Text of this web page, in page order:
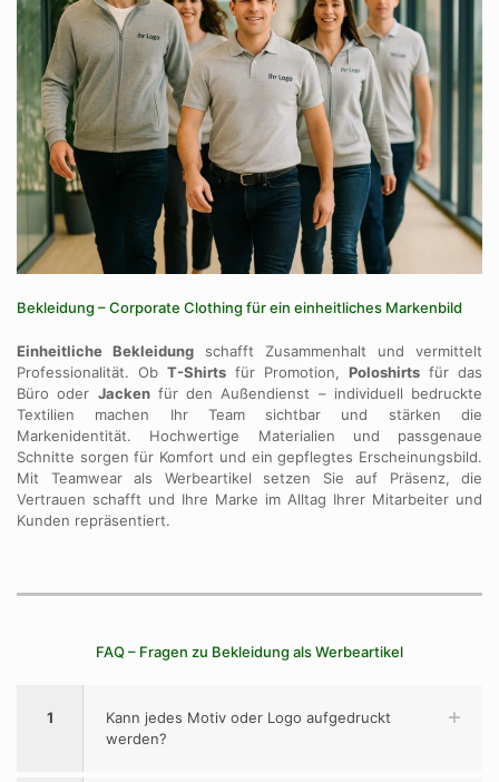
Bekleidung – Corporate Clothing für ein einheitliches Markenbild
Einheitliche Bekleidung schafft Zusammenhalt und vermittelt
Professionalität. Ob T-Shirts für Promotion, Poloshirts für das
Büro oder Jackenfür den Außendienst – individuell bedruckte
Textilien machen Ihr Team sichtbar und stärken die
Markenidentität. Hochwertige Materialien und passgenaue
Schnitte sorgen für Komfort und ein gepflegtes Erscheinungsbild.
Mit Teamwear als Werbeartikel setzen Sie auf Präsenz, die
Vertrauen schafft und Ihre Marke im Alltag Ihrer Mitarbeiter und
Kunden repräsentiert.
FAQ – Fragen zu Bekleidung als Werbeartikel
1
Kann jedes Motiv oder Logo aufgedruckt
werden?